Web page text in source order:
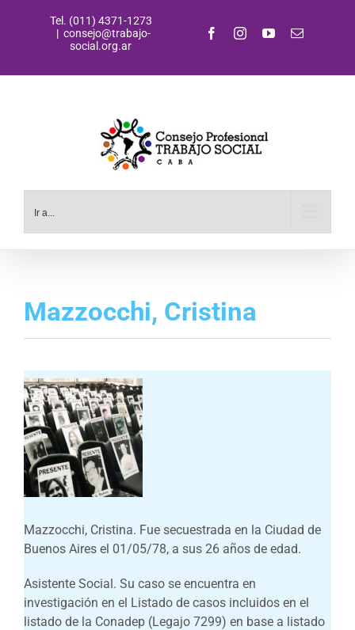
Tel. (011) 4371-1273
| consejo@trabajo-
social.org.ar
FacebookInstagramYouTubeCorreo
Ir a...
Mazzocchi, Cristina
Mazzocchi, Cristina. Fue secuestrada en la Ciudad de
Buenos Aires el 01/05/78, a sus 26 años de edad.
Asistente Social. Su caso se encuentra en
investigación en el Listado de casos incluidos en el
listado de la Conadep (Legajo 7299) en base a listado